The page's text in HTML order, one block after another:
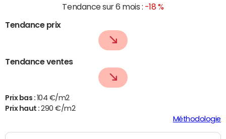
Tendance sur 6 mois : -18 %
Tendance prix
Tendance ventes
Prix bas : 104 €/m2
Prix haut :290 €/m2
Méthodologie